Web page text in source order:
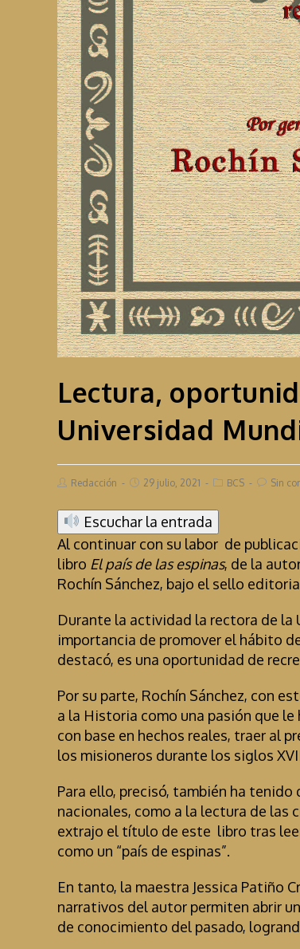
Lectura,
Universidad
Redacción 29 julio, 2021 BCS Sin
Escuchar la entrada
Al continuar con su labor de
libro El país de las espinas, de la
Rochín Sánchez, bajo el sello
Durante la actividad la rectora de la
importancia de promover el hábito
destacó, es una oportunidad de
Por su parte, Rochín Sánchez, con
a la Historia como una pasión que
con base en hechos reales, traer al
los misioneros durante los siglos
Para ello, precisó, también ha
nacionales, como a la lectura de las
extrajo el título de este libro tras
como un “país de espinas”.
En tanto, la maestra Jessica Patiño
narrativos del autor permiten abrir
de conocimiento del pasado,